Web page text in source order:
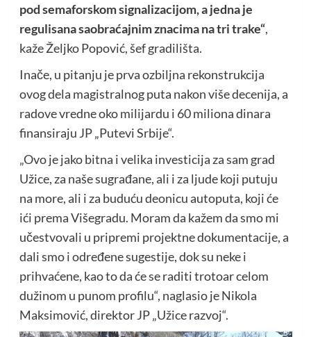
pod semaforskom signalizacijom, a jedna je
regulisana saobraćajnim znacima na tri trake“,
kaže Željko Popović, šef gradilišta.
Inače, u pitanju je prva ozbiljna rekonstrukcija
ovog dela magistralnog puta nakon više decenija, a
radove vredne oko milijardu i 60 miliona dinara
finansiraju JP „Putevi Srbije“.
„Ovo je jako bitna i velika investicija za sam grad
Užice, za naše sugrađane, ali i za ljude koji putuju
na more, ali i za buduću deonicu autoputa, koji će
ići prema Višegradu. Moram da kažem da smo mi
učestvovali u pripremi projektne dokumentacije, a
dali smo i određene sugestije, dok su neke i
prihvaćene, kao to da će se raditi trotoar celom
dužinom u punom profilu“, naglasio je Nikola
Maksimović, direktor JP „Užice razvoj“.